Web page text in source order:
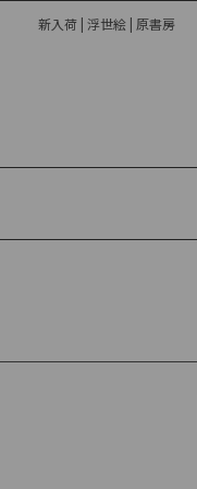
新入荷 | 浮世絵 | 原書房